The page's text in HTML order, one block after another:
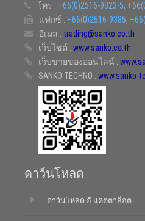
โทร : +66(0)2516-9823-5,
แฟกซ์ : +66(0)2516-9385,
อีเมล : trading@sanko.co.th
เว็บไซต์ : www.sanko.co.th
เว็บขายของออนไลน์ :
SANKO TECHNO : www.sanko-
ดาว์นโหลด
ดาว์นโหลด อี-แคตตาล็อต